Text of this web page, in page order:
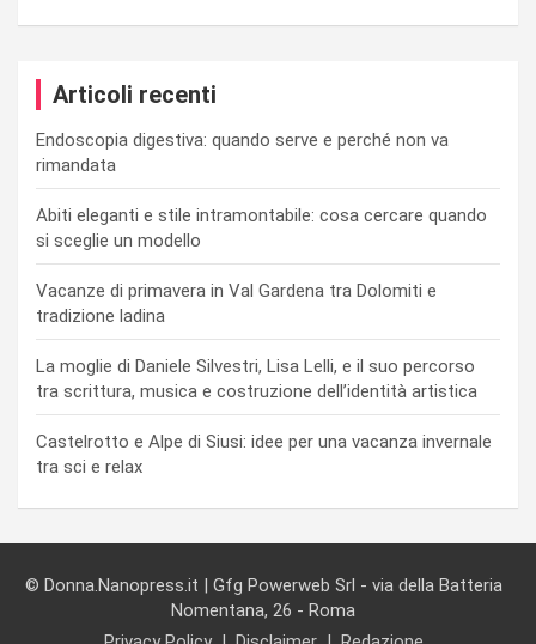
Articoli recenti
Endoscopia digestiva: quando serve e perché non va
rimandata
Abiti eleganti e stile intramontabile: cosa cercare quando
si sceglie un modello
Vacanze di primavera in Val Gardena tra Dolomiti e
tradizione ladina
La moglie di Daniele Silvestri, Lisa Lelli, e il suo percorso
tra scrittura, musica e costruzione dell’identità artistica
Castelrotto e Alpe di Siusi: idee per una vacanza invernale
tra sci e relax
© Donna.Nanopress.it | Gfg Powerweb Srl - via della Batteria
Nomentana, 26 - Roma